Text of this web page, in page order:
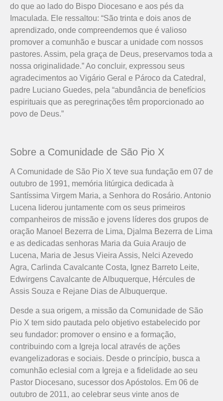
do que ao lado do Bispo Diocesano e aos pés da
Imaculada. Ele ressaltou: “São trinta e dois anos de
aprendizado, onde compreendemos que é valioso
promover a comunhão e buscar a unidade com nossos
pastores. Assim, pela graça de Deus, preservamos toda a
nossa originalidade.” Ao concluir, expressou seus
agradecimentos ao Vigário Geral e Pároco da Catedral,
padre Luciano Guedes, pela “abundância de benefícios
espirituais que as peregrinações têm proporcionado ao
povo de Deus.”
Sobre a Comunidade de São Pio X
A Comunidade de São Pio X teve sua fundação em 07 de
outubro de 1991, memória litúrgica dedicada à
Santíssima Virgem Maria, a Senhora do Rosário. Antonio
Lucena liderou juntamente com os seus primeiros
companheiros de missão e jovens líderes dos grupos de
oração Manoel Bezerra de Lima, Djalma Bezerra de Lima
e as dedicadas senhoras Maria da Guia Araujo de
Lucena, Maria de Jesus Vieira Assis, Nelci Azevedo
Agra, Carlinda Cavalcante Costa, Ignez Barreto Leite,
Edwirgens Cavalcante de Albuquerque, Hércules de
Assis Souza e Rejane Dias de Albuquerque.
Desde a sua origem, a missão da Comunidade de São
Pio X tem sido pautada pelo objetivo estabelecido por
seu fundador: promover o ensino e a formação,
contribuindo com a Igreja local através de ações
evangelizadoras e sociais. Desde o princípio, busca a
comunhão eclesial com a Igreja e a fidelidade ao seu
Pastor Diocesano, sucessor dos Apóstolos. Em 06 de
outubro de 2011, ao celebrar seus vinte anos de